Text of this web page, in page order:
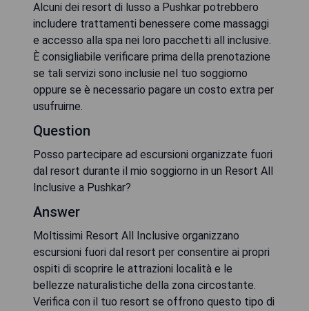
Alcuni dei resort di lusso a Pushkar potrebbero
includere trattamenti benessere come massaggi
e accesso alla spa nei loro pacchetti all inclusive.
È consigliabile verificare prima della prenotazione
se tali servizi sono inclusie nel tuo soggiorno
oppure se è necessario pagare un costo extra per
usufruirne.
Question
Posso partecipare ad escursioni organizzate fuori
dal resort durante il mio soggiorno in un Resort All
Inclusive a Pushkar?
Answer
Moltissimi Resort All Inclusive organizzano
escursioni fuori dal resort per consentire ai propri
ospiti di scoprire le attrazioni località e le
bellezze naturalistiche della zona circostante.
Verifica con il tuo resort se offrono questo tipo di